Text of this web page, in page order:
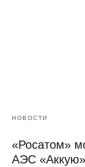
НОВОСТИ
«Росатом»
АЭС «Аккую»